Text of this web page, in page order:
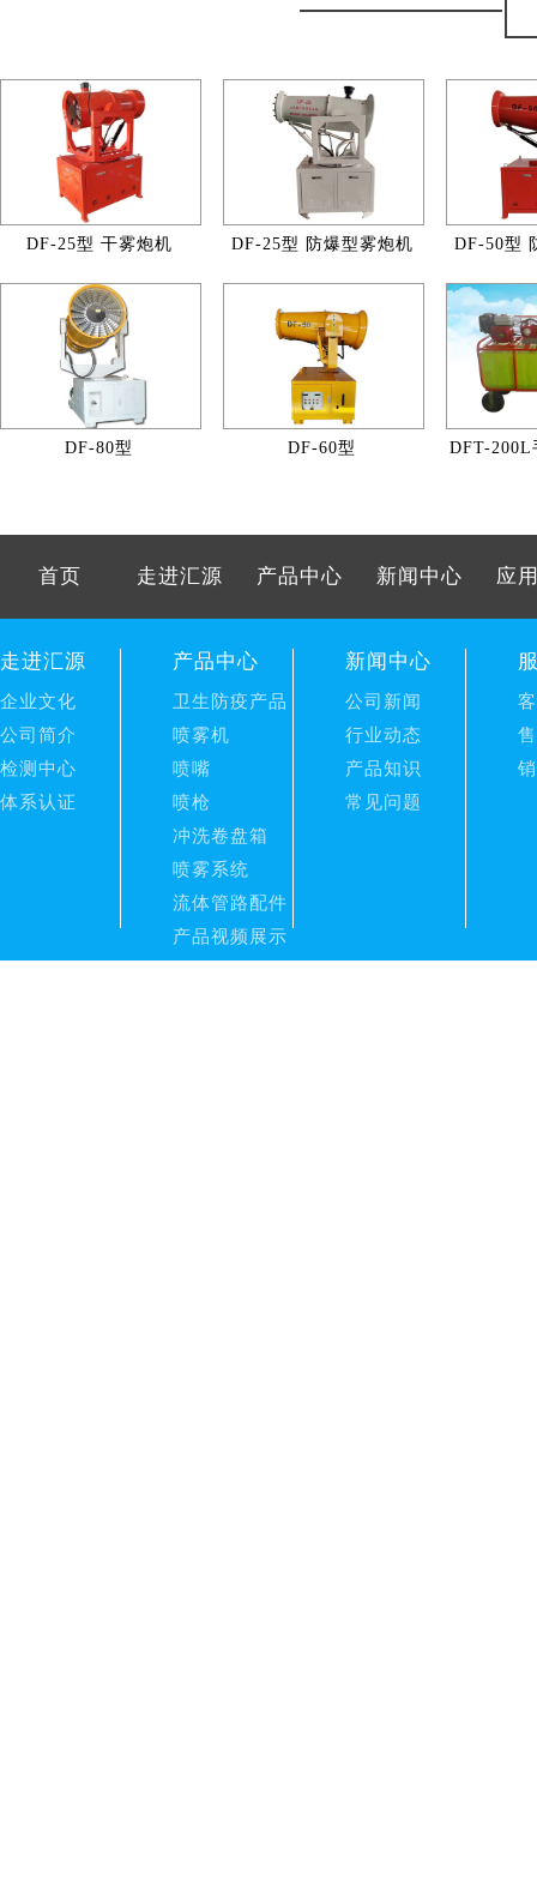
DF-25型 干雾炮机 DF-25型 防爆型雾炮机 DF-50型
DF-80型 DF-60型 DFT-200L
首页 走进汇源 产品中心 新闻中心 应
走进汇源
企业文化
公司简介
检测中心
体系认证
产品中心
卫生防疫产品
喷雾机
喷嘴
喷枪
冲洗卷盘箱
喷雾系统
流体管路配件
产品视频展示
新闻中心
公司新闻
行业动态
产品知识
常见问题